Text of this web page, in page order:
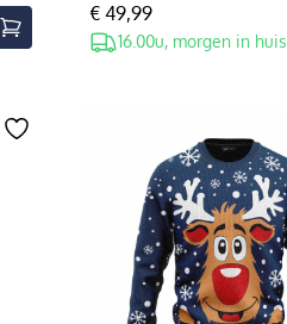
€ 49,99
16.00u, morgen in huis